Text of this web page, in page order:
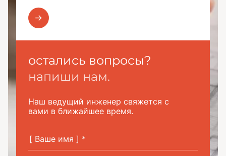
остались вопросы?
напиши нам.
Наш ведущий инженер свяжется с
вами в ближайшее время.